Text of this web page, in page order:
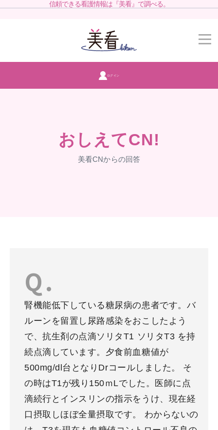
信頼できる看護情報は『美看』で調べる。
ログイン
おしえてCN!
美看CNからの回答
腎機能低下している糖尿病の患者です。バ
ルーンを留置し尿路感染をおこしたよう
で、抗生剤の点滴ソリタT1 ソリタT3 を持
続点滴しています。夕食前血糖値が
500mg/dl台となりDrコールしました。 そ
の時はT1が残り150ｍLでした。医師に点
滴続行とインスリンの指示をうけ、現在経
口摂取しほぼ全量摂取です。 わからないの